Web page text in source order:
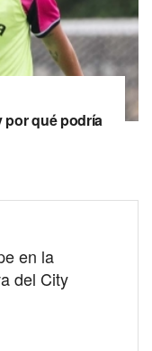
por qué podría
en la
del City